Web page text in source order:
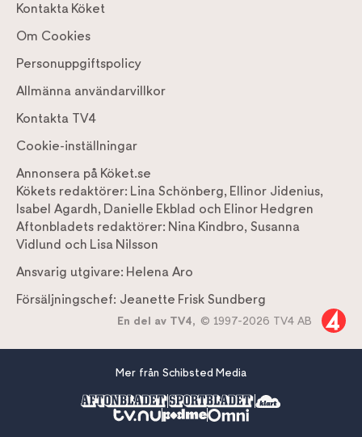
Kontakta Köket
Om Cookies
Personuppgiftspolicy
Allmänna användarvillkor
Kontakta TV4
Cookie-inställningar
Annonsera på Köket.se
Kökets redaktörer: Lina Schönberg, Ellinor Jidenius,
Isabel Agardh, Danielle Ekblad och Elinor Hedgren
Aftonbladets redaktörer: Nina Kindbro, Susanna
Vidlund och Lisa Nilsson
Ansvarig utgivare: Helena Aro
Försäljningschef: Jeanette Frisk Sundberg
En del av TV4, © 1997-2026 TV4 AB
Mer från Schibsted Media